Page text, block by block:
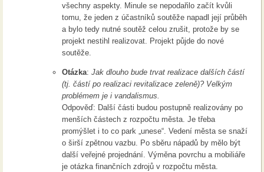
všechny aspekty. Minule se nepodařilo začít kvůli
tomu, že jeden z účastníků soutěže napadl její průběh
a bylo tedy nutné soutěž celou zrušit, protože by se
projekt nestihl realizovat. Projekt půjde do nové
soutěže.
Otázka: Jak dlouho bude trvat realizace dalších částí
(tj. částí po realizaci revitalizace zeleně)? Velkým
problémem je i vandalismus.
Odpověď: Další části budou postupně realizovány po
menších částech z rozpočtu města. Je třeba
promýšlet i to co park „unese“. Vedení města se snaží
o širší zpětnou vazbu. Po sběru nápadů by mělo být
další veřejné projednání. Výměna povrchu a mobiliáře
je otázka finančních zdrojů v rozpočtu města.